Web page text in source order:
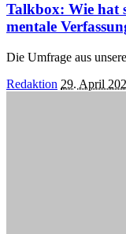
Talkbox: Wie hat
mentale
Die Umfrage aus
Posted
Redaktion 29. April